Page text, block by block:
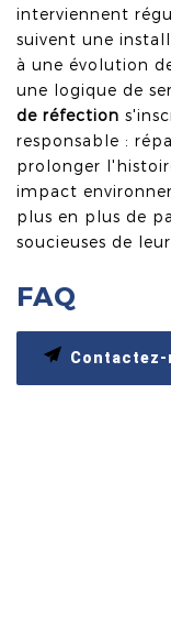
interviennent
suivent une
à une évolution
une logique de
de réfection
responsable :
prolonger
impact
plus en plus de
soucieuses de
FAQ
Contactez-